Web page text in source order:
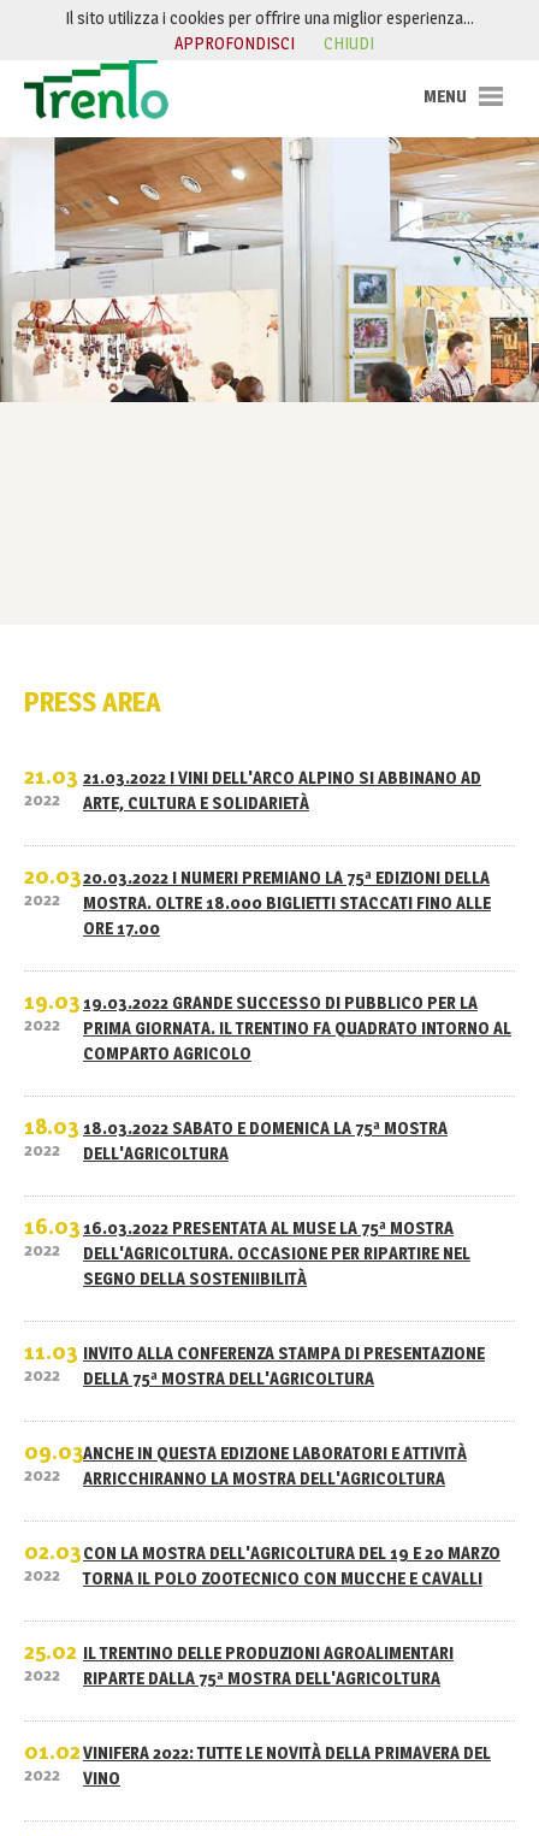
Salta al contenuto
PRESS AREA
21.03
2022
21.03.2022 I VINI DELL'ARCO ALPINO SI ABBINANO AD
ARTE, CULTURA E SOLIDARIETÀ
20.03
2022
20.03.2022 I NUMERI PREMIANO LA 75ª EDIZIONI DELLA
MOSTRA. OLTRE 18.000 BIGLIETTI STACCATI FINO ALLE
ORE 17.00
19.03
2022
19.03.2022 GRANDE SUCCESSO DI PUBBLICO PER LA
PRIMA GIORNATA. IL TRENTINO FA QUADRATO INTORNO AL
COMPARTO AGRICOLO
18.03
2022
18.03.2022 SABATO E DOMENICA LA 75ª MOSTRA
DELL'AGRICOLTURA
16.03
2022
16.03.2022 PRESENTATA AL MUSE LA 75ª MOSTRA
DELL'AGRICOLTURA. OCCASIONE PER RIPARTIRE NEL
SEGNO DELLA SOSTENIIBILITÀ
11.03
2022
INVITO ALLA CONFERENZA STAMPA DI PRESENTAZIONE
DELLA 75ª MOSTRA DELL'AGRICOLTURA
09.03
2022
ANCHE IN QUESTA EDIZIONE LABORATORI E ATTIVITÀ
ARRICCHIRANNO LA MOSTRA DELL'AGRICOLTURA
02.03
2022
CON LA MOSTRA DELL'AGRICOLTURA DEL 19 E 20 MARZO
TORNA IL POLO ZOOTECNICO CON MUCCHE E CAVALLI
25.02
2022
IL TRENTINO DELLE PRODUZIONI AGROALIMENTARI
RIPARTE DALLA 75ª MOSTRA DELL'AGRICOLTURA
01.02
2022
VINIFERA 2022: TUTTE LE NOVITÀ DELLA PRIMAVERA DEL
VINO
Il sito utilizza i cookies per offrire una miglior esperienza…
APPROFONDISCI
CHIUDI